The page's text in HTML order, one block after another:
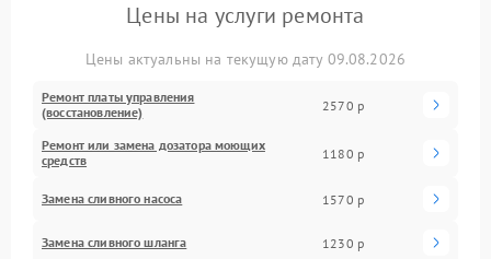
Цены на услуги ремонта
Цены актуальны на текущую дату 09.08.2026
Ремонт платы управления
(восстановление)
2570 р
Ремонт или замена дозатора моющих
средств
1180 р
Замена сливного насоса 1570 р
Замена сливного шланга 1230 р